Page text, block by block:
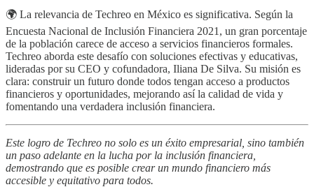
🌍 La relevancia de Techreo en México es significativa. Según la
Encuesta Nacional de Inclusión Financiera 2021, un gran porcentaje
de la población carece de acceso a servicios financieros formales.
Techreo aborda este desafío con soluciones efectivas y educativas,
lideradas por su CEO y cofundadora, Iliana De Silva. Su misión es
clara: construir un futuro donde todos tengan acceso a productos
financieros y oportunidades, mejorando así la calidad de vida y
fomentando una verdadera inclusión financiera.
Este logro de Techreo no solo es un éxito empresarial, sino también
un paso adelante en la lucha por la inclusión financiera,
demostrando que es posible crear un mundo financiero más
accesible y equitativo para todos.